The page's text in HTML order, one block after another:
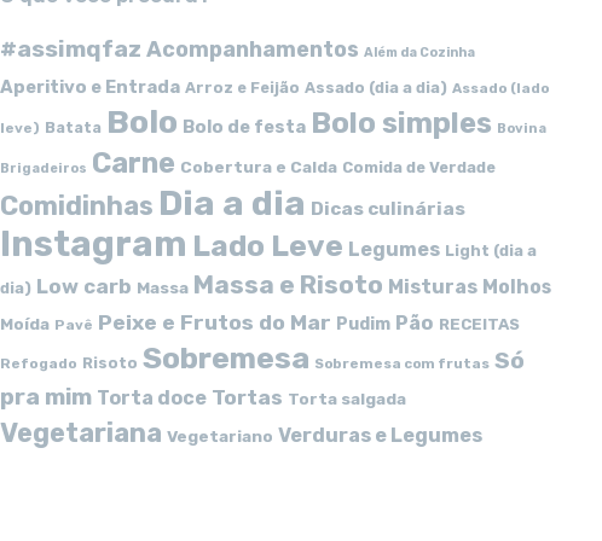
#assimqfaz Acompanhamentos Além da Cozinha
Aperitivo e Entrada Arroz e Feijão Assado (dia a dia) Assado (lado
leve) Batata Bolo Bolo de festa Bolo simples Bovina
Brigadeiros Carne Cobertura e Calda Comida de Verdade
Comidinhas Dia a dia Dicas culinárias
Instagram Lado Leve Legumes Light (dia a
dia) Low carb Massa Massa e Risoto Misturas Molhos
Moída Pavê Peixe e Frutos do Mar Pudim Pão RECEITAS
Refogado Risoto Sobremesa Sobremesa com frutas Só
pra mim Torta doce Tortas Torta salgada
Vegetariana Vegetariano Verduras e Legumes